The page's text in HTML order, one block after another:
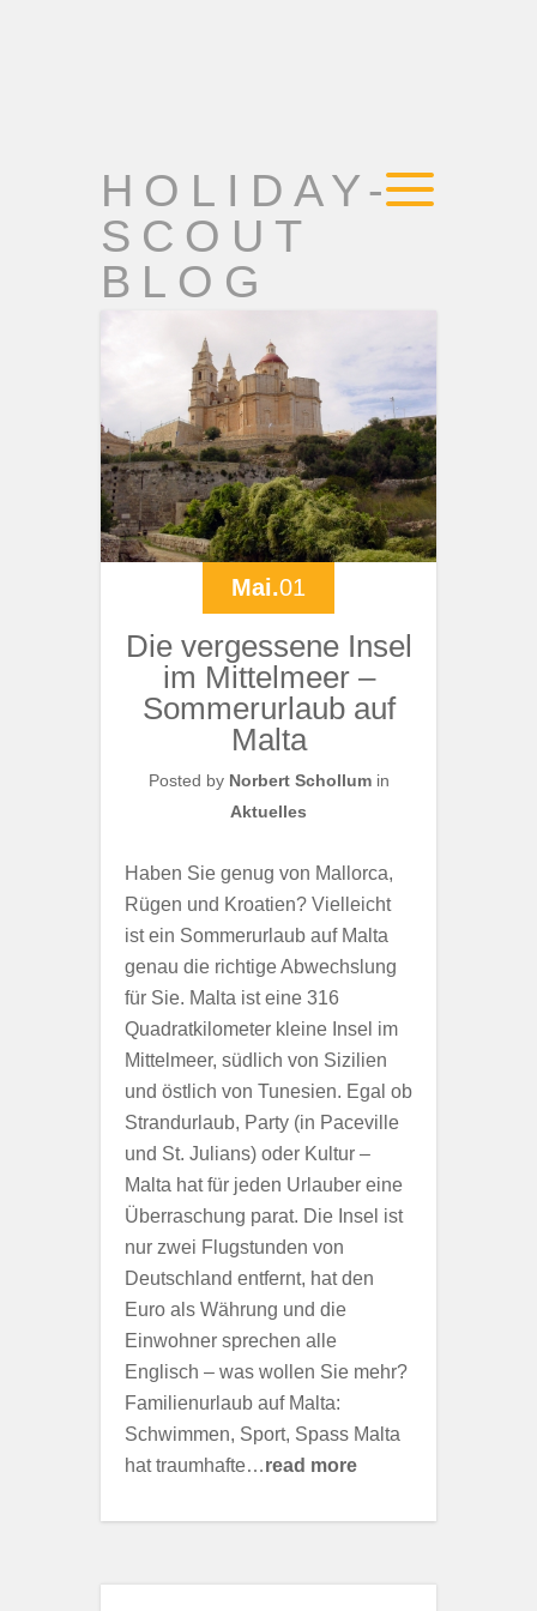
HOLIDAY-
SCOUT
BLOG
Mai.01
Die vergessene Insel
im Mittelmeer –
Sommerurlaub auf
Malta
Posted by Norbert Schollumin
Aktuelles
Haben Sie genug von Mallorca,
Rügen und Kroatien? Vielleicht
ist ein Sommerurlaub auf Malta
genau die richtige Abwechslung
für Sie. Malta ist eine 316
Quadratkilometer kleine Insel im
Mittelmeer, südlich von Sizilien
und östlich von Tunesien. Egal ob
Strandurlaub, Party (in Paceville
und St. Julians) oder Kultur –
Malta hat für jeden Urlauber eine
Überraschung parat. Die Insel ist
nur zwei Flugstunden von
Deutschland entfernt, hat den
Euro als Währung und die
Einwohner sprechen alle
Englisch – was wollen Sie mehr?
Familienurlaub auf Malta:
Schwimmen, Sport, Spass Malta
hat traumhafte…read more